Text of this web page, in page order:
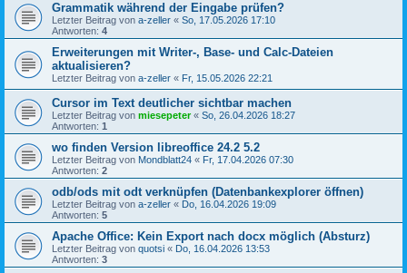
Grammatik während der Eingabe prüfen?
Letzter Beitrag von a-zeller « So, 17.05.2026 17:10
Antworten: 4
Erweiterungen mit Writer-, Base- und Calc-Dateien
aktualisieren?
Letzter Beitrag von a-zeller « Fr, 15.05.2026 22:21
Cursor im Text deutlicher sichtbar machen
Letzter Beitrag von miesepeter« So, 26.04.2026 18:27
Antworten: 1
wo finden Version libreoffice 24.2 5.2
Letzter Beitrag von Mondblatt24 « Fr, 17.04.2026 07:30
Antworten: 2
odb/ods mit odt verknüpfen (Datenbankexplorer öffnen)
Letzter Beitrag von a-zeller « Do, 16.04.2026 19:09
Antworten: 5
Apache Office: Kein Export nach docx möglich (Absturz)
Letzter Beitrag von quotsi « Do, 16.04.2026 13:53
Antworten: 3